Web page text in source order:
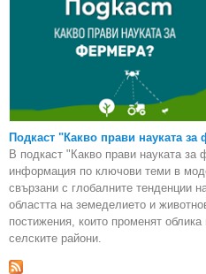
Подкаст "Какво прави науката
В подкаст "Какво прави науката
информация по ключови теми в
свързани с глобалните тенденции
областта на земеделието и
постижения, които променят
селските райони.